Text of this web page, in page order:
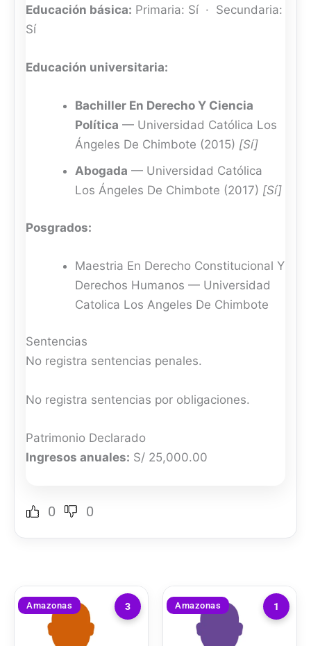
Educación básica: Primaria: Sí · Secundaria:
Sí
Educación universitaria:
Bachiller En Derecho Y Ciencia
Política — Universidad Católica Los
Ángeles De Chimbote (2015) [Sí]
Abogada — Universidad Católica
Los Ángeles De Chimbote (2017) [Sí]
Posgrados:
Maestria En Derecho Constitucional Y
Derechos Humanos — Universidad
Catolica Los Angeles De Chimbote
Sentencias
No registra sentencias penales.
No registra sentencias por obligaciones.
Patrimonio Declarado
Ingresos anuales: S/ 25,000.00
0 0
3
Amazonas 1
Amazonas